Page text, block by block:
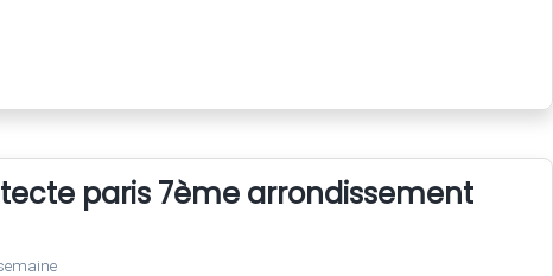
paris 7ème arrondissement